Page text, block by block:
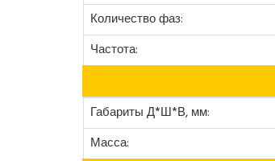
Количество фаз:
Частота:
Габариты Д*Ш*В, мм:
Масса: